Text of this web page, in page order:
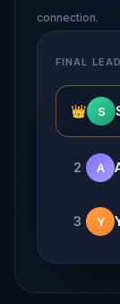
connection.
FINAL
👑 S
2 A
3 Y